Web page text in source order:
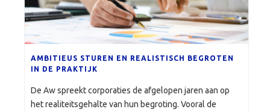
AMBITIEUS STUREN EN REALISTISCH BEGROTEN
IN DE PRAKTIJK
De Aw spreekt corporaties de afgelopen jaren aan op
het realiteitsgehalte van hun begroting. Vooral de